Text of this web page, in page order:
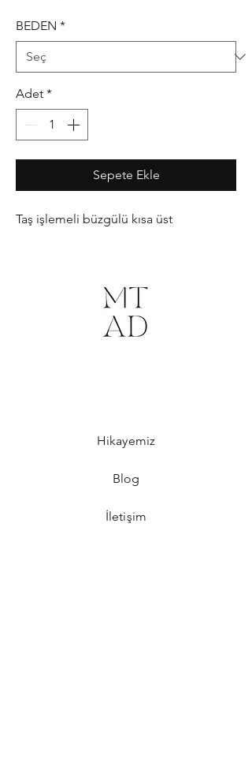
BEDEN *
Adet *
Sepete Ekle
Taş işlemeli büzgülü kısa üst
Hikayemiz
Blog
İletişim